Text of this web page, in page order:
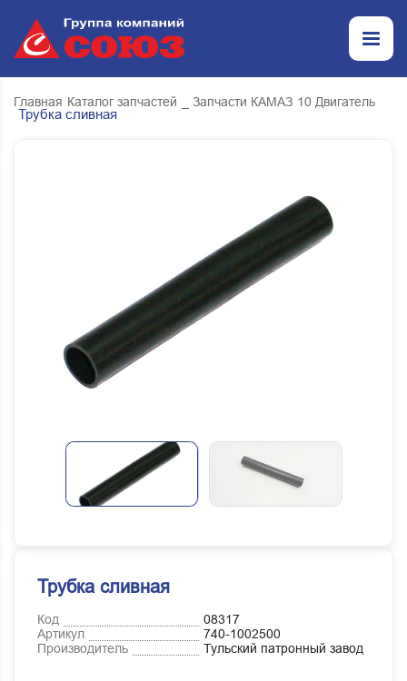
Главная Каталог запчастей _ Запчасти КАМАЗ 10 Двигатель
Трубка сливная
Трубка сливная
Код
08317
Артикул
740-1002500
Производитель
Тульский патронный завод